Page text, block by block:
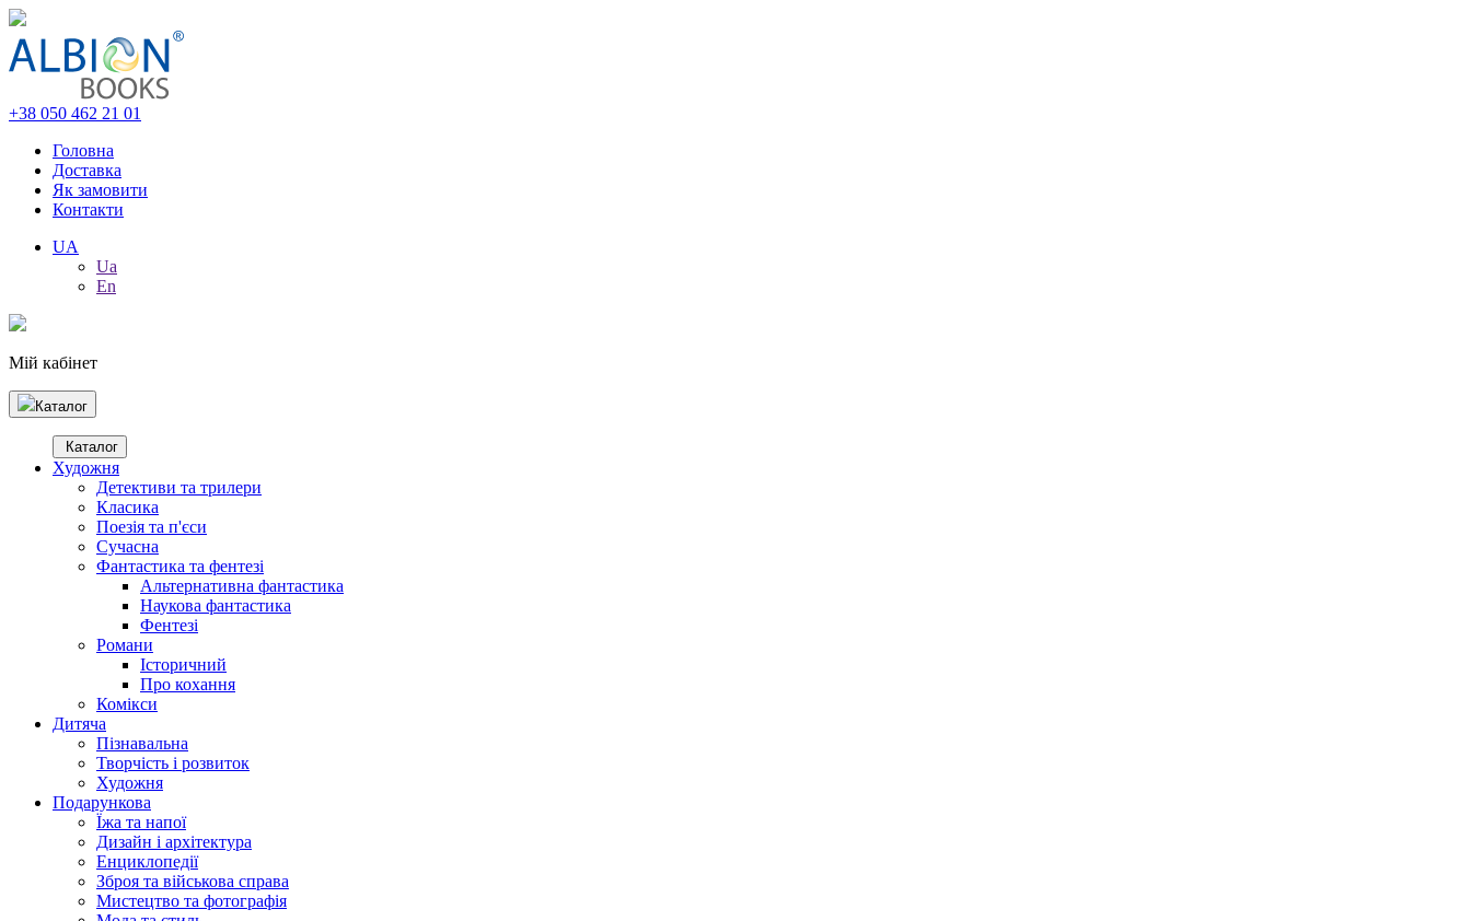
+38 050 462 21 01
Головна
Доставка
Як замовити
Контакти
UA
Ua
En
Мій кабінет
Каталог
Каталог
Художня
Детективи та трилери
Класика
Поезія та п'єси
Сучасна
Фантастика та фентезі
Альтернативна фантастика
Наукова фантастика
Фентезі
Романи
Історичний
Про кохання
Комікси
Дитяча
Пізнавальна
Творчість і розвиток
Художня
Подарункова
Їжа та напої
Дизайн і архітектура
Енциклопедії
Зброя та військова справа
Мистецтво та фотографія